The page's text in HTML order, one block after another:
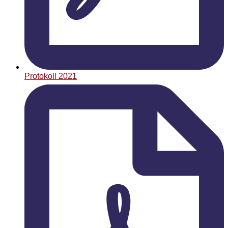
Protokoll 2021